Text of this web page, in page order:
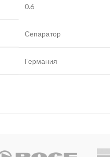
0.6
Сепаратор
Германия